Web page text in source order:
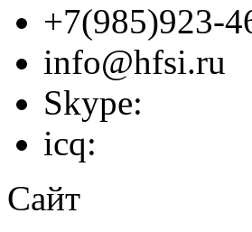
+7(985)923-
info@hfsi.ru
Skype:
icq:
Сайт